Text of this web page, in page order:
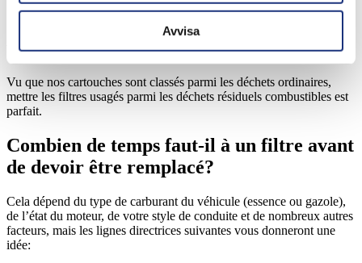
Avvisa
Comment me débarrasser des filtres
usagés?
Vu que nos cartouches sont classés parmi les déchets ordinaires,
mettre les filtres usagés parmi les déchets résiduels combustibles est
parfait.
Combien de temps faut-il à un filtre avant
de devoir être remplacé?
Cela dépend du type de carburant du véhicule (essence ou gazole),
de l’état du moteur, de votre style de conduite et de nombreux autres
facteurs, mais les lignes directrices suivantes vous donneront une
idée: